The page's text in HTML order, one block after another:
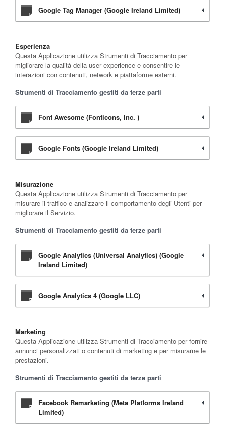
Google Tag Manager (Google Ireland Limited)
Esperienza
Questa Applicazione utilizza Strumenti di Tracciamento per
migliorare la qualità della user experience e consentire le
interazioni con contenuti, network e piattaforme esterni.
Strumenti di Tracciamento gestiti da terze parti
Font Awesome (Fonticons, Inc. )
Google Fonts (Google Ireland Limited)
Misurazione
Questa Applicazione utilizza Strumenti di Tracciamento per
misurare il traffico e analizzare il comportamento degli Utenti per
migliorare il Servizio.
Strumenti di Tracciamento gestiti da terze parti
Google Analytics (Universal Analytics) (Google
Ireland Limited)
Google Analytics 4 (Google LLC)
Marketing
Questa Applicazione utilizza Strumenti di Tracciamento per fornire
annunci personalizzati o contenuti di marketing e per misurarne le
prestazioni.
Strumenti di Tracciamento gestiti da terze parti
Facebook Remarketing (Meta Platforms Ireland
Limited)